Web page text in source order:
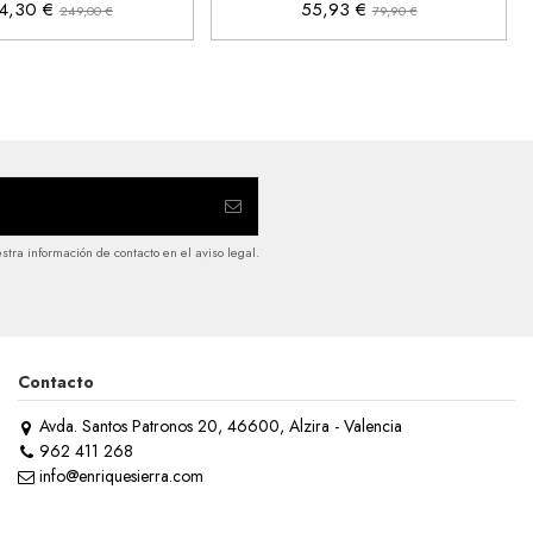
€249,00 €
55,93 €79,90 €
información de contacto en el aviso legal.
Contacto
Avda. Santos Patronos 20, 46600, Alzira - Valencia
962 411 268
info@enriquesierra.com